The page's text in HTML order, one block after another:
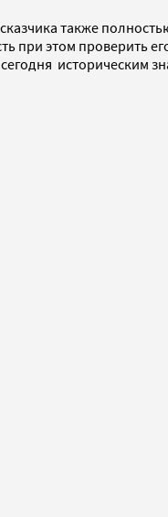
также
этом проверить
историческим